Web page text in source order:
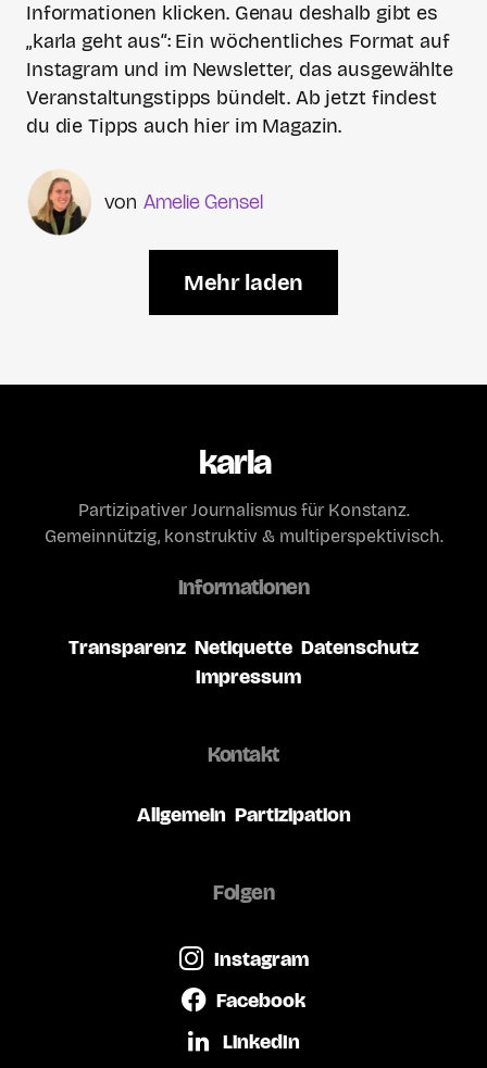
Informationen klicken. Genau deshalb gibt es
„karla geht aus“: Ein wöchentliches Format auf
Instagram und im Newsletter, das ausgewählte
Veranstaltungstipps bündelt. Ab jetzt findest
du die Tipps auch hier im Magazin.
Amelie Gensel
Mehr laden
karla
Partizipativer Journalismus für Konstanz.
Gemeinnützig, konstruktiv & multiperspektivisch.
Informationen
Transparenz Netiquette Datenschutz
Impressum
Kontakt
Allgemein Partizipation
Folgen
Instagram
Facebook
LinkedIn